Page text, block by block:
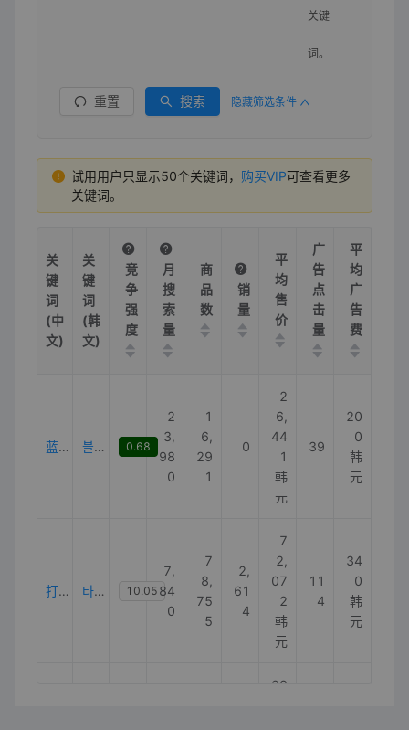
关键
词。
重置 搜索 隐藏筛选条件
试用用户只显示50个关键词， 购买VIP可查看更多
关键词。
关
键
词
(中
文)
关
键
词
(韩
文)
竞
争
强
度
月
搜
索
量
商
品
数
销
量
平
均
售
价
广
告
点
击
量
平
均
广
告
费
蓝色标签 블루라벨 0.68
2
3,
98
0
1
6,
29
1
0
2
6,
44
1
韩
元
39
20
0
韩
元
打字机 。 타자기 10.05
7,
84
0
7
8,
75
5
2,
61
4
7
2,
07
2
韩
元
11
4
34
0
韩
元
28